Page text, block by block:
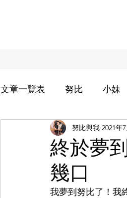
文章一覽表 努比 小妹
過敏兒小妹治療週記
努家的日常用品分享
終於夢
幾口
努比與我 2021年
我夢到努比了！我